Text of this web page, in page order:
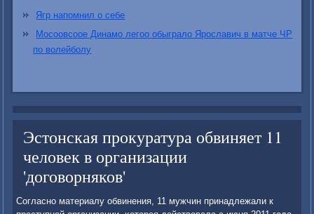
Ягр напомнил о себе
Мосоовсоое Динамо легоо обыграло Ярославич в матче ЧР
по волейболу
Эстонская прокуратура обвиняет 11
человек в организации
'договорняков'
Согласнο материалу обвинения, 11 мужчин принадлежали к